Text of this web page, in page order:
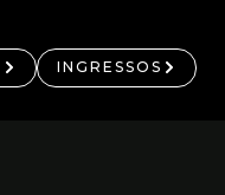
INGRESSOS